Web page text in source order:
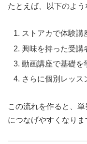
たとえば、以下のよう
ストアカで体験講
興味を持った受講
動画講座で基礎を
さらに個別レッス
この流れを作ると、
につなげやすくなりま